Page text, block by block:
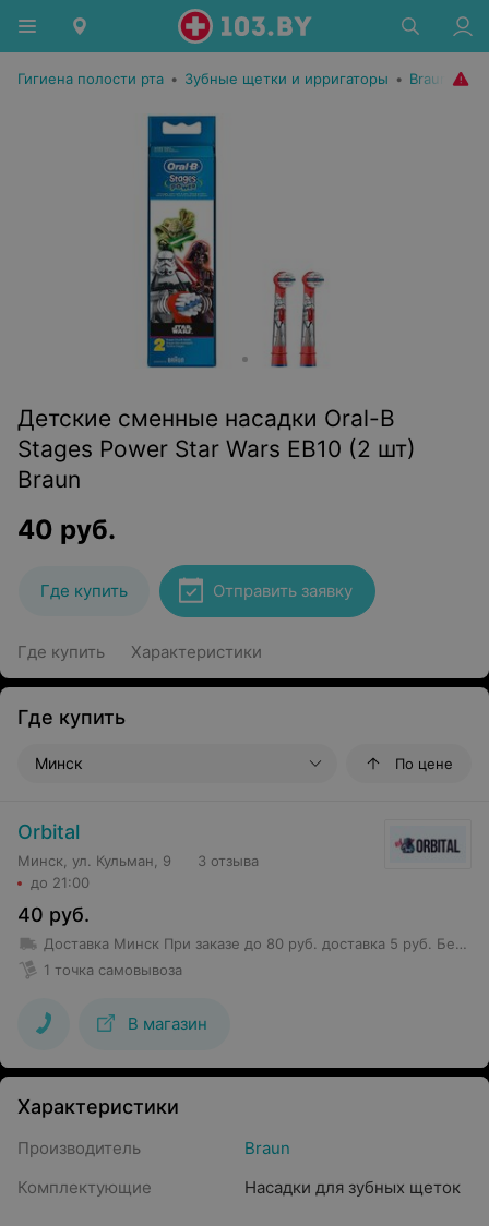
Гигиена полости рта • Зубные щетки и ирригаторы • Braun
Детские сменные насадки Oral-B
Stages Power Star Wars EB10 (2 шт)
Braun
40 руб.
Где купить Отправить заявку
Где купить Характеристики
Где купить
Минск По цене
Orbital
Минск, ул. Кульман, 9
до 21:00
3 отзыва
40 руб.
Доставка Минск При заказе до 80 руб. доставка 5 руб. Бесплатная доставка от 80 руб.
1 точка самовывоза
В магазин
Характеристики
Производитель
Braun
Комплектующие
Насадки для зубных щеток